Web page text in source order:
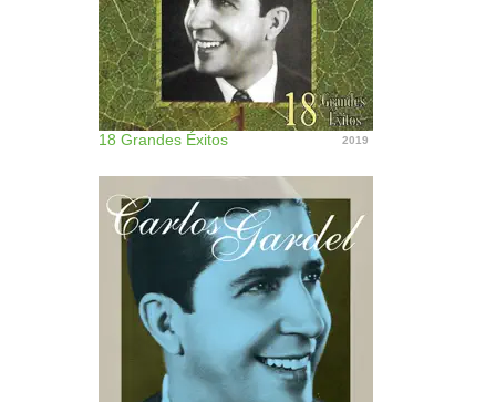
18 Grandes Éxitos 2019